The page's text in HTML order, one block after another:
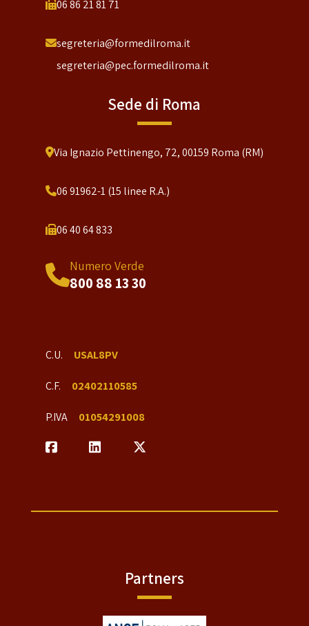
06 86 21 81 71
segreteria@formedilroma.it
segreteria@pec.formedilroma.it
Sede di Roma
Via Ignazio Pettinengo, 72, 00159 Roma (RM)
06 91962-1 (15 linee R.A.)
06 40 64 833
Numero Verde
800 88 13 30
C.U. USAL8PV
C.F. 02402110585
P.IVA 01054291008
Partners